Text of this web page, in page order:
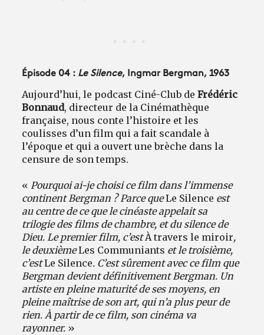
Épisode 04 : Le Silence, Ingmar Bergman, 1963
Aujourd’hui, le podcast Ciné-Club deFrédéric
Bonnaud, directeur de la Cinémathèque
française, nous conte l’histoire et les
coulisses d’un film qui a fait scandale à
l’époque et qui a ouvert une brèche dans la
censure de son temps.
«Pourquoi ai-je choisi ce film dans l’immense
continent Bergman ? Parce queLe Silence est
au centre de ce que le cinéaste appelait sa
trilogie des films de chambre, et du silence de
Dieu. Le premier film, c’estÀ travers le miroir,
le deuxièmeLes Communiants et le troisième,
c’estLe Silence. C’est sûrement avec ce film que
Bergman devient définitivement Bergman. Un
artiste en pleine maturité de ses moyens, en
pleine maîtrise de son art, qui n’a plus peur de
rien. À partir de ce film, son cinéma va
rayonner. »